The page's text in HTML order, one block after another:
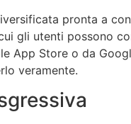
pronta a
gli utenti possono
App Store o da
veramente.